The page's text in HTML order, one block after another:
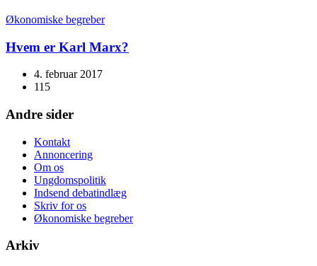
Økonomiske begreber
Hvem er Karl Marx?
4. februar 2017
115
Andre sider
Kontakt
Annoncering
Om os
Ungdomspolitik
Indsend debatindlæg
Skriv for os
Økonomiske begreber
Arkiv